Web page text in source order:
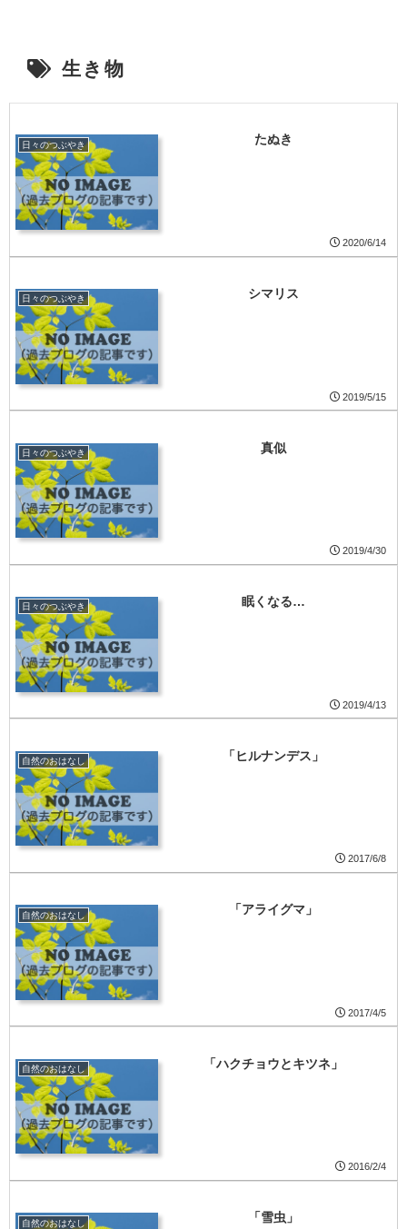
生き物
日々のつぶやき たぬき
2020/6/14
日々のつぶやき シマリス
2019/5/15
日々のつぶやき 真似
2019/4/30
日々のつぶやき 眠くなる…
2019/4/13
自然のおはなし 「ヒルナンデス」
2017/6/8
自然のおはなし 「アライグマ」
2017/4/5
自然のおはなし 「ハクチョウとキツネ」
2016/2/4
自然のおはなし 「雪虫」